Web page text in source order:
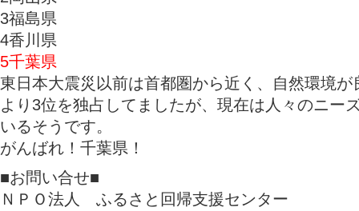
3福島県
4香川県
5千葉県
東日本大震災以前は首都圏から近く、自然環境
より3位を独占してましたが、現在は人々のニー
いるそうです。
がんばれ！千葉県！
■お問い合せ■
ＮＰＯ法人 ふるさと回帰支援センター